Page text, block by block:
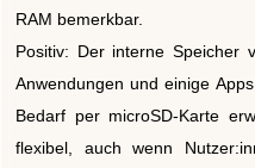
RAM bemerkbar.
Positiv: Der interne Speicher
Anwendungen und einige
Bedarf per microSD-Karte
flexibel, auch wenn